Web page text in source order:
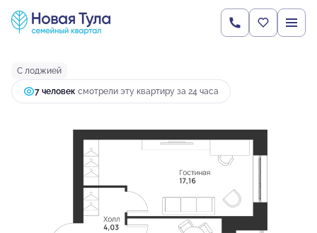
1-комнатная36.38 м 4 059 026 руб.
Ипотекаот 10 743 руб.
С лоджией
7 человек смотрели эту квартиру за 24 часа